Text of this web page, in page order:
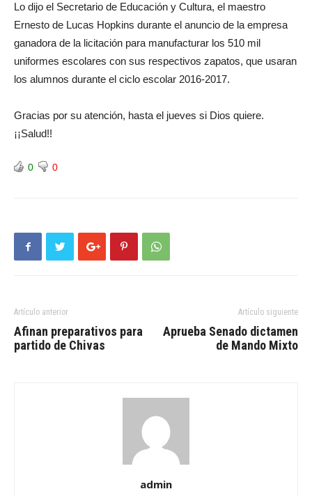
Lo dijo el Secretario de Educación y Cultura, el maestro
Ernesto de Lucas Hopkins durante el anuncio de la empresa
ganadora de la licitación para manufacturar los 510 mil
uniformes escolares con sus respectivos zapatos, que usaran
los alumnos durante el ciclo escolar 2016-2017.
Gracias por su atención, hasta el jueves si Dios quiere.
¡¡Salud!!
0 0
Artículo anterior
Afinan preparativos para
partido de Chivas
Artículo siguiente
Aprueba Senado dictamen
de Mando Mixto
admin